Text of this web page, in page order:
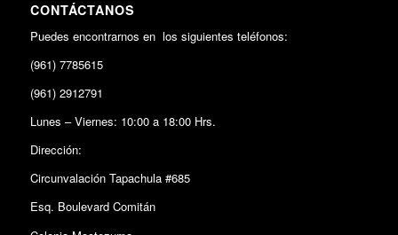
CONTÁCTANOS
Puedes encontrarnos en los siguientes teléfonos:
(961) 7785615
(961) 2912791
Lunes – Viernes: 10:00 a 18:00 Hrs.
Dirección:
Circunvalación Tapachula #685
Esq. Boulevard Comitán